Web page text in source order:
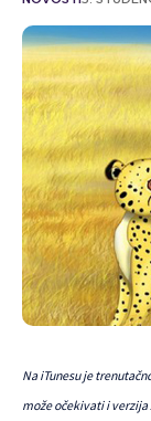
Na iTunesu je
može očekivati i verzija